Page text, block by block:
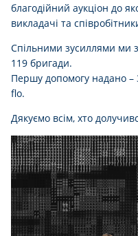
благодійний аукціон до
викладачі та
Спільними зусиллями ми
119 бригади.
Першу допомогу надано –
flo.
Дякуємо всім, хто